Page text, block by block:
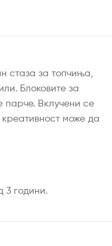
стаза за топчиња,
Блоковите за
парче. Вклучени се
може да
3 години.